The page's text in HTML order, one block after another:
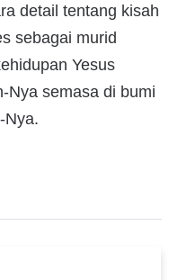
detail tentang kisah
sebagai murid
Yesus
Nya semasa di bumi
Nya.